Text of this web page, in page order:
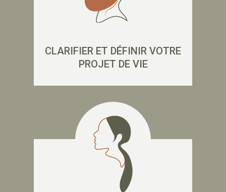
CLARIFIER ET DÉFINIR VOTRE
PROJET DE VIE